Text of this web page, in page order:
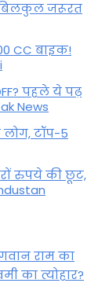
बिलकुल जरूरत
CC बाइक!
पहले ये पढ़
News
टॉप-5
रुपये की छूट,
राम का
का त्योहार?